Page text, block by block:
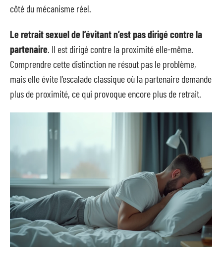
côté du mécanisme réel.
Le retrait sexuel de l’évitant n’est pas dirigé contre la
partenaire. Il est dirigé contre la proximité elle-même.
Comprendre cette distinction ne résout pas le problème,
mais elle évite l’escalade classique où la partenaire demande
plus de proximité, ce qui provoque encore plus de retrait.